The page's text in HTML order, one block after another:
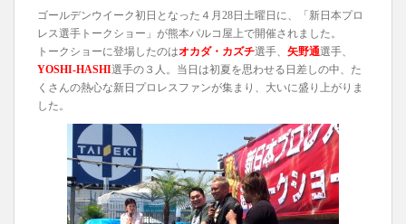
ゴールデンウイーク初日となった４月28日土曜日に、「新日本プロ
レス選手トークショー」が熊本パルコ屋上で開催されました。
トークショーに登場したのはオカダ・カズチ選手、 矢野通選手、
YOSHI-HASHI選手の３人。当日は初夏を思わせる日差しの中、た
くさんの熱心な新日プロレスファンが集まり、大いに盛り上がりま
した。